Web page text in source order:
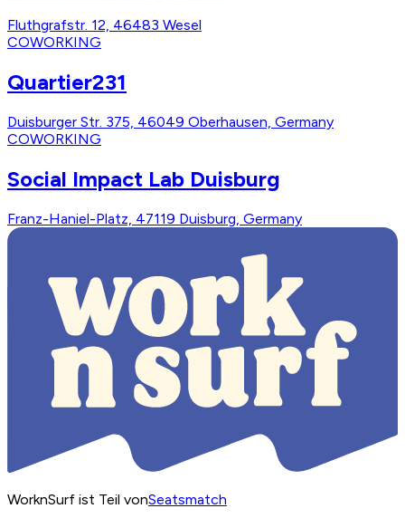
Fluthgrafstr. 12, 46483 Wesel
COWORKING
Quartier231
Duisburger Str. 375, 46049 Oberhausen, Germany
COWORKING
Social Impact Lab Duisburg
Franz-Haniel-Platz, 47119 Duisburg, Germany
WorknSurf ist Teil vonSeatsmatch